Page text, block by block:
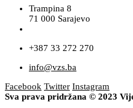
Trampina 8
71 000 Sarajevo
+387 33 272 270
info@vzs.ba
Facebook Twitter Instagram
Sva prava pridržana © 2023